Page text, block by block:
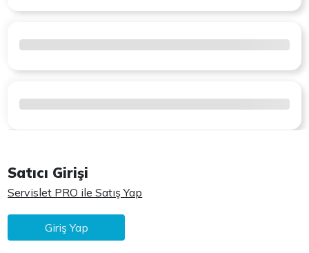
Satıcı Girişi
Servislet PRO ile Satış Yap
Giriş Yap